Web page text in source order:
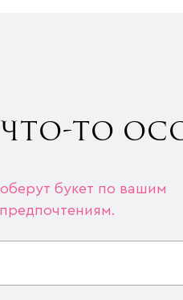
ТО
букет по вашим